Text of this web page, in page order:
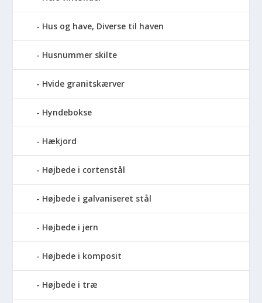
Hus og have, Diverse til haven
Husnummer skilte
Hvide granitskærver
Hyndebokse
Hækjord
Højbede i cortenstål
Højbede i galvaniseret stål
Højbede i jern
Højbede i komposit
Højbede i træ